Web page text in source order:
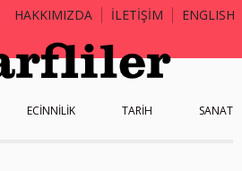
HAKKIMIZDA İLETİŞİM ENGLISH
ECİNNİLİK TARİH SANAT